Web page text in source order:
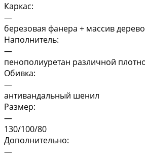
Каркас:
—
березовая фанера + массив дерево
Наполнитель:
—
пенополиуретан различной
Обивка:
—
антивандальный шенил
Размер:
—
130/100/80
Дополнительно:
—